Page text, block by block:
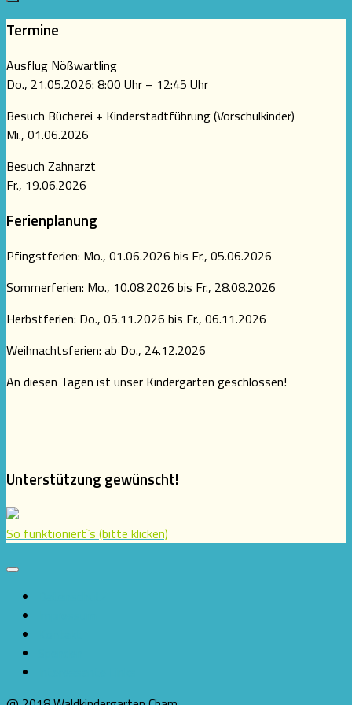
Termine
Ausflug Nößwartling
Do., 21.05.2026: 8:00 Uhr – 12:45 Uhr
Besuch Bücherei + Kinderstadtführung (Vorschulkinder)
Mi., 01.06.2026
Besuch Zahnarzt
Fr., 19.06.2026
Ferienplanung
Pfingstferien: Mo., 01.06.2026 bis Fr., 05.06.2026
Sommerferien: Mo., 10.08.2026 bis Fr., 28.08.2026
Herbstferien: Do., 05.11.2026 bis Fr., 06.11.2026
Weihnachtsferien: ab Do., 24.12.2026
An diesen Tagen ist unser Kindergarten geschlossen!
Unterstützung gewünscht!
So funktioniert`s (bitte klicken)